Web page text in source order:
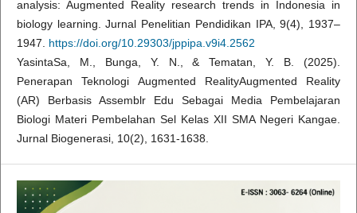
analysis: Augmented Reality research trends in Indonesia in
biology learning. Jurnal Penelitian Pendidikan IPA, 9(4), 1937–
1947. https://doi.org/10.29303/jppipa.v9i4.2562
YasintaSa, M., Bunga, Y. N., & Tematan, Y. B. (2025).
Penerapan Teknologi Augmented RealityAugmented Reality
(AR) Berbasis Assemblr Edu Sebagai Media Pembelajaran
Biologi Materi Pembelahan Sel Kelas XII SMA Negeri Kangae.
Jurnal Biogenerasi, 10(2), 1631-1638.